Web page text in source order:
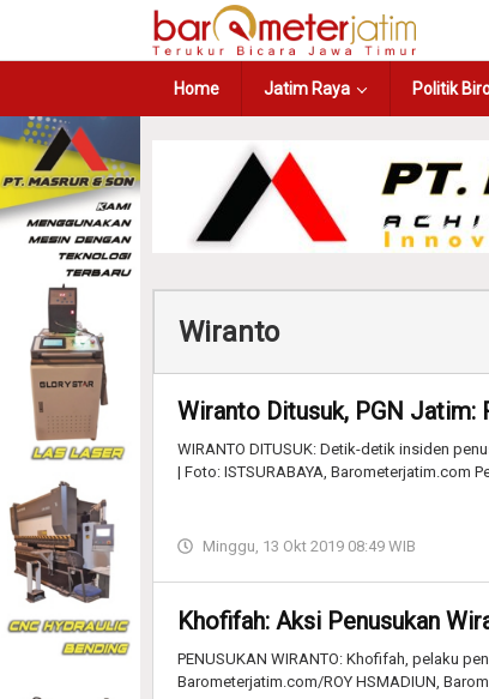
Home Jatim Raya Politik
Wiranto
Wiranto Ditusuk, PGN Jatim:
WIRANTO DITUSUK: Detik-detik insiden
| Foto: ISTSURABAYA, Barometerjatim.com
Minggu, 13 Okt 2019 08:49 WIB
Khofifah: Aksi Penusukan
PENUSUKAN WIRANTO: Khofifah, pelaku
Barometerjatim.com/ROY HSMADIUN,